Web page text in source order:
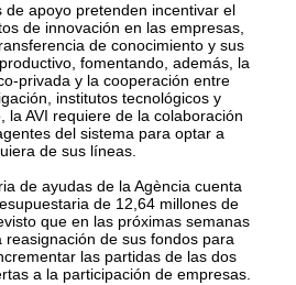
de apoyo pretenden incentivar el
de innovación en las empresas,
de conocimiento y sus
fomentando, además, la
privada y la cooperación entre
institutos tecnológicos y
la AVI requiere de la colaboración
del sistema para optar a
de sus líneas.
de ayudas de la Agència cuenta
de 12,64 millones de
que en las próximas semanas
reasignación de sus fondos para
las partidas de las dos
a la participación de empresas.